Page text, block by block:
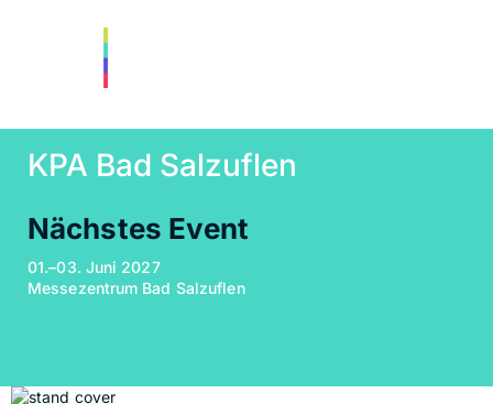
KPA Bad Salzuflen
Nächstes Event
01.–03. Juni 2027
Messezentrum Bad Salzuflen